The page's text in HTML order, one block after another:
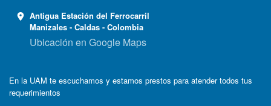
Antigua Estación del Ferrocarril
Manizales - Caldas - Colombia
Ubicación en Google Maps
En la UAM te escuchamos y estamos prestos para atender todos tus
requerimientos